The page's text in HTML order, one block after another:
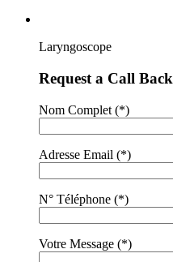
Laryngoscope
Request a Call Back
Nom Complet (*)
Adresse Email (*)
N° Téléphone (*)
Votre Message (*)